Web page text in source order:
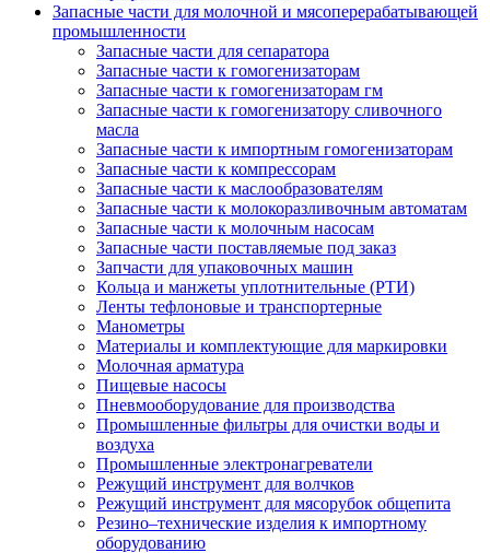
Запасные части для молочной и мясоперерабатывающей
промышленности
Запасные части для сепаратора
Запасные части к гомогенизаторам
Запасные части к гомогенизаторам гм
Запасные части к гомогенизатору сливочного
масла
Запасные части к импортным гомогенизаторам
Запасные части к компрессорам
Запасные части к маслообразователям
Запасные части к молокоразливочным автоматам
Запасные части к молочным насосам
Запасные части поставляемые под заказ
Запчасти для упаковочных машин
Кольца и манжеты уплотнительные (РТИ)
Ленты тефлоновые и транспортерные
Манометры
Материалы и комплектующие для маркировки
Молочная арматура
Пищевые насосы
Пневмооборудование для производства
Промышленные фильтры для очистки воды и
воздуха
Промышленные электронагреватели
Режущий инструмент для волчков
Режущий инструмент для мясорубок общепита
Резино–технические изделия к импортному
оборудованию